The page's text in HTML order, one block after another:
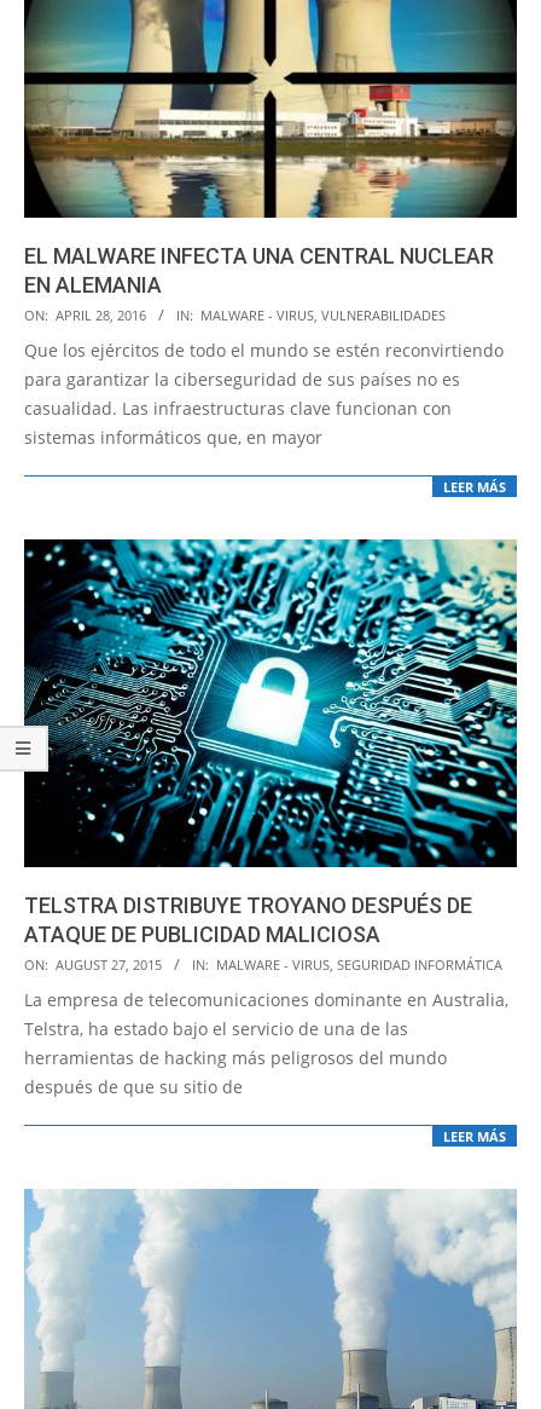
EL MALWARE INFECTA UNA CENTRAL NUCLEAR
EN ALEMANIA
2016-
04-
ON: APRIL 28, 2016 IN: MALWARE - VIRUS VULNERABILIDADES
Que los ejércitos de todo el mundo se estén reconvirtiendo
para garantizar la ciberseguridad de sus países no es
casualidad. Las infraestructuras clave funcionan con
sistemas informáticos que, en mayor
LEER MÁS
TELSTRA DISTRIBUYE TROYANO DESPUÉS DE
ATAQUE DE PUBLICIDAD MALICIOSA
2015-
08-
27
ON: AUGUST 27, 2015 IN: MALWARE - VIRUS SEGURIDAD INFORMÁTICA
La empresa de telecomunicaciones dominante en Australia,
Telstra, ha estado bajo el servicio de una de las
herramientas de hacking más peligrosos del mundo
después de que su sitio de
LEER MÁS